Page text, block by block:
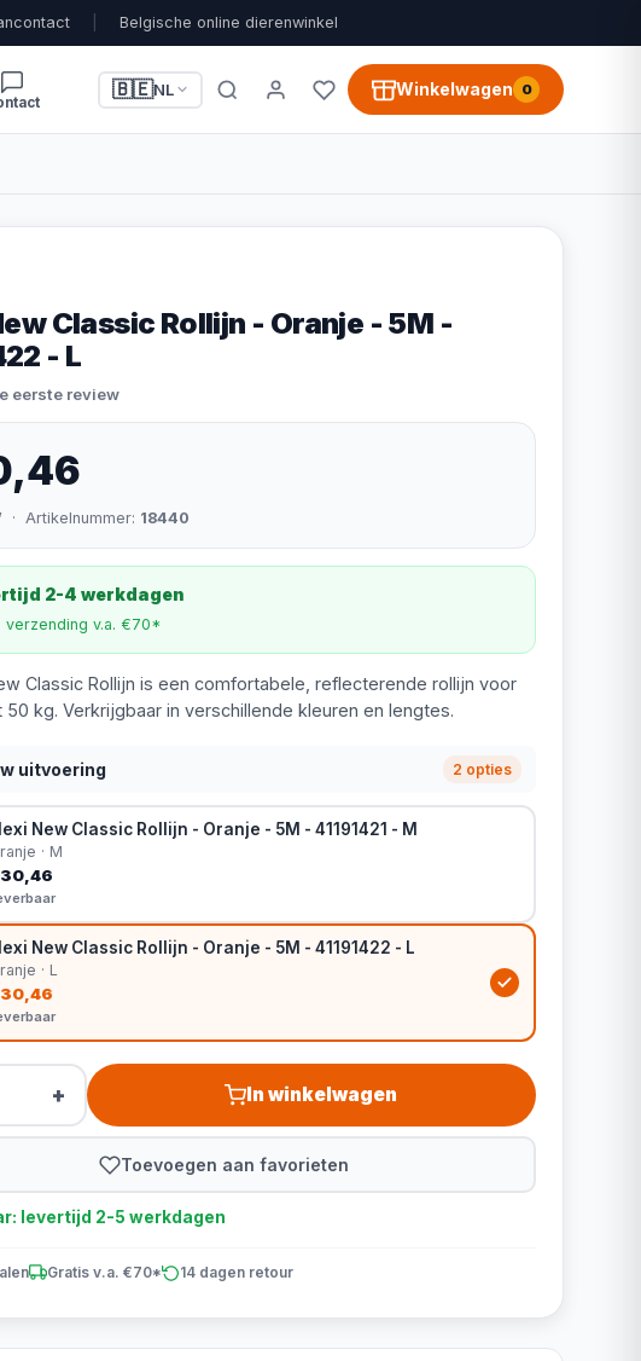
Belgische online dierenwinkel
🇧🇪NL Winkelwagen 0
Classic Rollijn - Oranje - 5M -
- L
eerste review
· Artikelnummer: 18440
2-4 werkdagen
verzending v.a. €70*
Classic Rollijn is een comfortabele, reflecterende rollijn voor
50 kg. Verkrijgbaar in verschillende kleuren en lengtes.
uitvoering 2 opties
New Classic Rollijn - Oranje - 5M - 41191421 - M
· M
New Classic Rollijn - Oranje - 5M - 41191422 - L
· L
+ In winkelwagen
Toevoegen aan favorieten
levertijd 2-5 werkdagen
Gratis v.a. €70* 14 dagen retour